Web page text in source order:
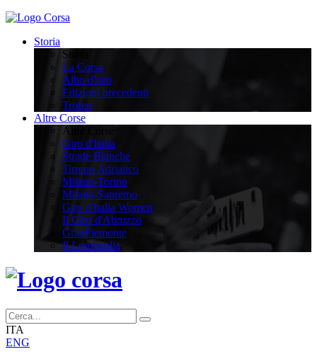
Storia
Storia
La Corsa
Albo d’oro
Edizioni precedenti
Trofeo
Altre Corse
Altre Corse
Giro d'Italia
Strade Bianche
Tirreno Adriatico
Milano-Torino
Milano-Sanremo
Giro d'Italia Women
Il Giro d'Abruzzo
GranPiemonte
Il Lombardia
ITA
ENG